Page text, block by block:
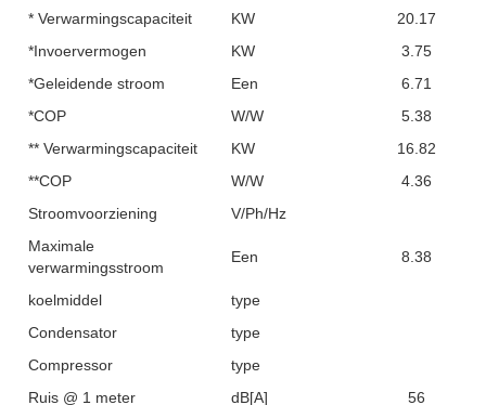
* Verwarmingscapaciteit
KW
20.17
*Invoervermogen
KW
3.75
*Geleidende stroom
Een
6.71
*COP
W/W
5.38
** Verwarmingscapaciteit
KW
16.82
**COP
W/W
4.36
Stroomvoorziening
V/Ph/Hz
Maximale
verwarmingsstroom
Een 8.38
koelmiddel
type
Condensator
type
Compressor
type
Ruis @ 1 meter
dB[A]
56